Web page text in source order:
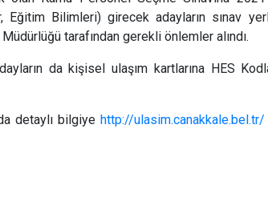
Eğitim Bilimleri) girecek adayların sınav
tarafından gerekli önlemler alındı.
da kişisel ulaşım kartlarına HES
detaylı bilgiyehttp://ulasim.canakkale.bel.tr/